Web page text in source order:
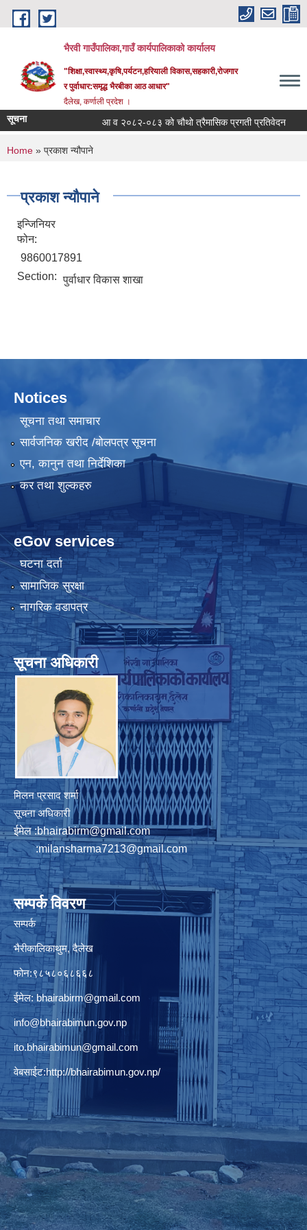
Skip to main content
भैरवी गाउँपालिका,गाउँ कार्यपालिकाको कार्यालय
"शिक्षा,स्वास्थ्य,कृषि,पर्यटन,हरियाली विकास,सहकारी,रोजगार
र पुर्वाधार:समृद्ध भैरबीका आठ आधार"
दैलेख, कर्णाली प्रदेश ।
सूचना आ व २०८२-०८३ को चौथो त्रैमासिक प्रगती प्रतिवेदन
You are here
Home » प्रकाश न्यौपाने
प्रकाश न्यौपाने
इन्जिनियर
फोन:
9860017891
Section: पुर्वाधार विकास शाखा
Notices
सूचना तथा समाचार
सार्वजनिक खरीद /बोलपत्र सूचना
एन, कानुन तथा निर्देशिका
कर तथा शुल्कहरु
eGov services
घटना दर्ता
सामाजिक सुरक्षा
नागरिक वडापत्र
सूचना अधिकारी
मिलन प्रसाद शर्मा
सूचना अधिकारी
ईमेल :bhairabirm@gmail.com
:milansharma7213@gmail.com
सम्पर्क विवरण
सम्पर्क
भैरीकालिकाथुम, दैलेख
फोन:९८५८०६८६६८
ईमेल: bhairabirm@gmail.com
info@bhairabimun.gov.np
ito.bhairabimun@gmail.com
वेबसाईट:http://bhairabimun.gov.np/